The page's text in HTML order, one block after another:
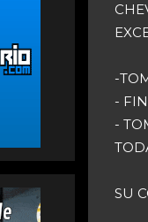
-
-
-
SU